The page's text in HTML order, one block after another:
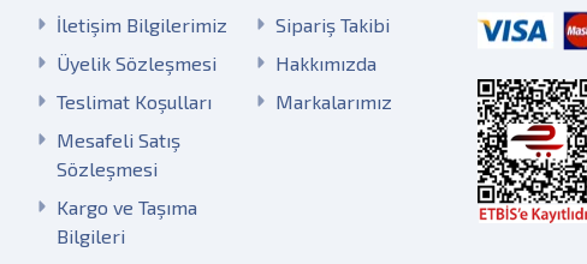
İletişim Bilgilerimiz
Üyelik Sözleşmesi
Teslimat Koşulları
Mesafeli Satış
Sözleşmesi
Kargo ve Taşıma
Bilgileri
Sipariş Takibi
Hakkımızda
Markalarımız